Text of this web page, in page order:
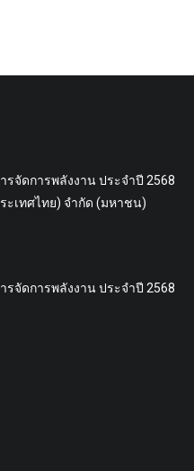
รจัดการพลังงาน ประจำปี 2568
ะเทศไทย) จำกัด (มหาชน)
รจัดการพลังงาน ประจำปี 2568